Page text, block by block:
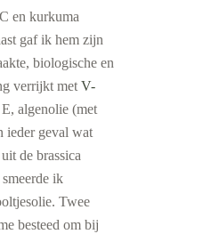
en kurkuma
gaf ik hem zijn
biologische en
verrijkt met V-
algenolie (met
geval wat
de brassica
ik
Twee
besteed om bij